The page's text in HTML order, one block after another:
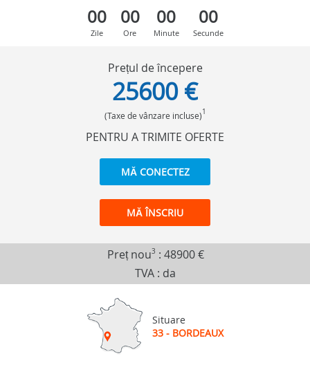
00
Zile
00
Ore
00
Minute
00
Secunde
Prețul de începere
25600 €
(Taxe de vânzare incluse)1
PENTRU A TRIMITE OFERTE
MĂ CONECTEZ
MĂ ÎNSCRIU
Preț nou3 :48900 €
TVA : da
Situare
33 - BORDEAUX